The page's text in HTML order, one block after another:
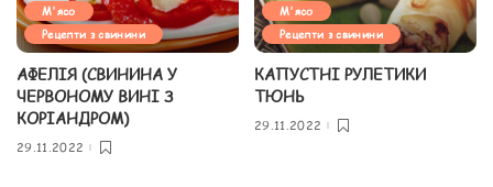
М'ясо
Рецепти з свинини
АФЕЛІЯ (СВИНИНА У
ЧЕРВОНОМУ ВИНІ З
КОРІАНДРОМ)
29.11.2022
М'ясо
Рецепти з свинини
КАПУСТНІ РУЛЕТИКИ
ТЮНЬ
29.11.2022